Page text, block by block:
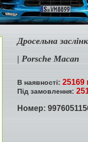
Дросельна
| Porsche Macan
В наявності: 25169
Під замовлення:
Номер: